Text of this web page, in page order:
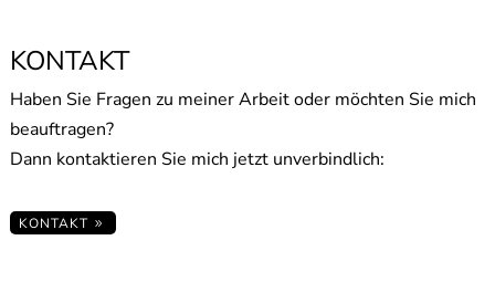
KONTAKT
Haben Sie Fragen zu meiner Arbeit oder möchten Sie mich
beauftragen?
Dann kontaktieren Sie mich jetzt unverbindlich:
KONTAKT